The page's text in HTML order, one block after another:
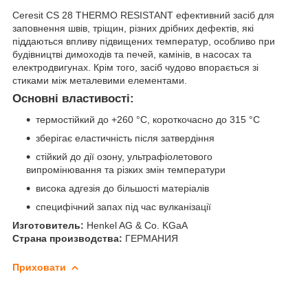
Ceresit CS 28 THERMO RESISTANT ефективний засіб для
заповнення швів, тріщин, різних дрібних дефектів, які
піддаються впливу підвищених температур, особливо при
будівництві димоходів та печей, камінів, в насосах та
електродвигунах. Крім того, засіб чудово впорається зі
стиками між металевими елементами.
Основні властивості:
термостійкий до +260 °C, короткочасно до 315 °C
зберігає еластичність після затвердіння
стійкий до дії озону, ультрафіолетового
випромінювання та різких змін температури
висока адгезія до більшості матеріалів
специфічний запах під час вулканізації
Изготовитель: Henkel AG & Co. KGaA
Страна производства: ГЕРМАНИЯ
Приховати